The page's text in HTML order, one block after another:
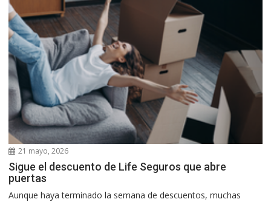
21 mayo, 2026
Sigue el descuento de Life Seguros que abre
puertas
Aunque haya terminado la semana de descuentos, muchas